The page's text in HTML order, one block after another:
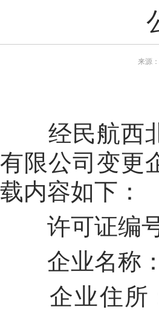
来源
经民航西
有限公司变更
载内容如下：
许可证编
企业名称：
企业住所